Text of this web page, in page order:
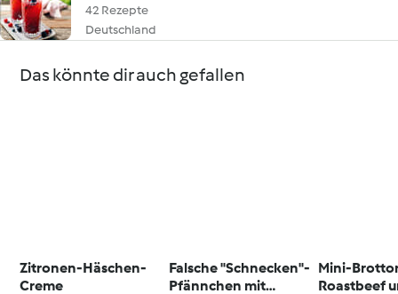
42 Rezepte
Deutschland
Das könnte dir auch gefallen
Zitronen-Häschen-
Creme
Falsche "Schnecken"-
Pfännchen mit
Mini-
Roastbeef